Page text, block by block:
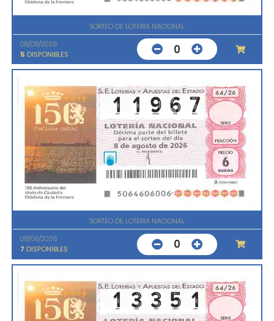
SORTEO DE LOTERIA NACIONAL
08/08/2026
5 DISPONIBLES 0
SORTEO DE LOTERIA NACIONAL
08/08/2026
7 DISPONIBLES 0